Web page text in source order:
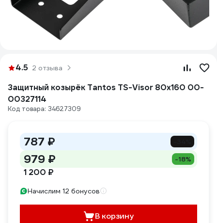
4.5 2 отзыва
Защитный козырёк Tantos TS-Visor 80x160 00-
00327114
Код товара: 34627309
787 ₽
979 ₽ -18%
1 200 ₽
Начислим 12 бонусов
В корзину